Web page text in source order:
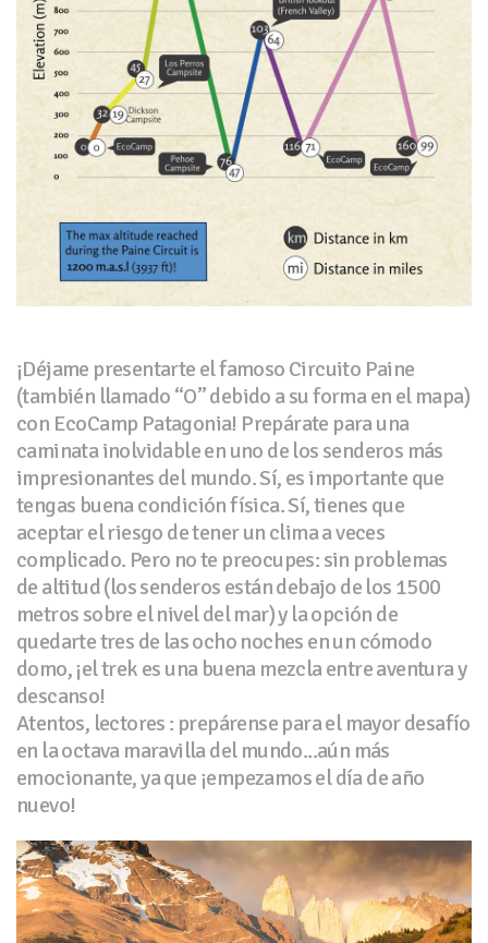
¡Déjame presentarte el famoso Circuito Paine
(también llamado “O” debido a su forma en el mapa)
con EcoCamp Patagonia! Prepárate para una
caminata inolvidable en uno de los senderos más
impresionantes del mundo. Sí, es importante que
tengas buena condición física. Sí, tienes que
aceptar el riesgo de tener un clima a veces
complicado. Pero no te preocupes: sin problemas
de altitud (los senderos están debajo de los 1500
metros sobre el nivel del mar) y la opción de
quedarte tres de las ocho noches en un cómodo
domo, ¡el trek es una buena mezcla entre aventura y
descanso!
Atentos, lectores : prepárense para el mayor desafío
en la octava maravilla del mundo...aún más
emocionante, ya que ¡empezamos el día de año
nuevo!